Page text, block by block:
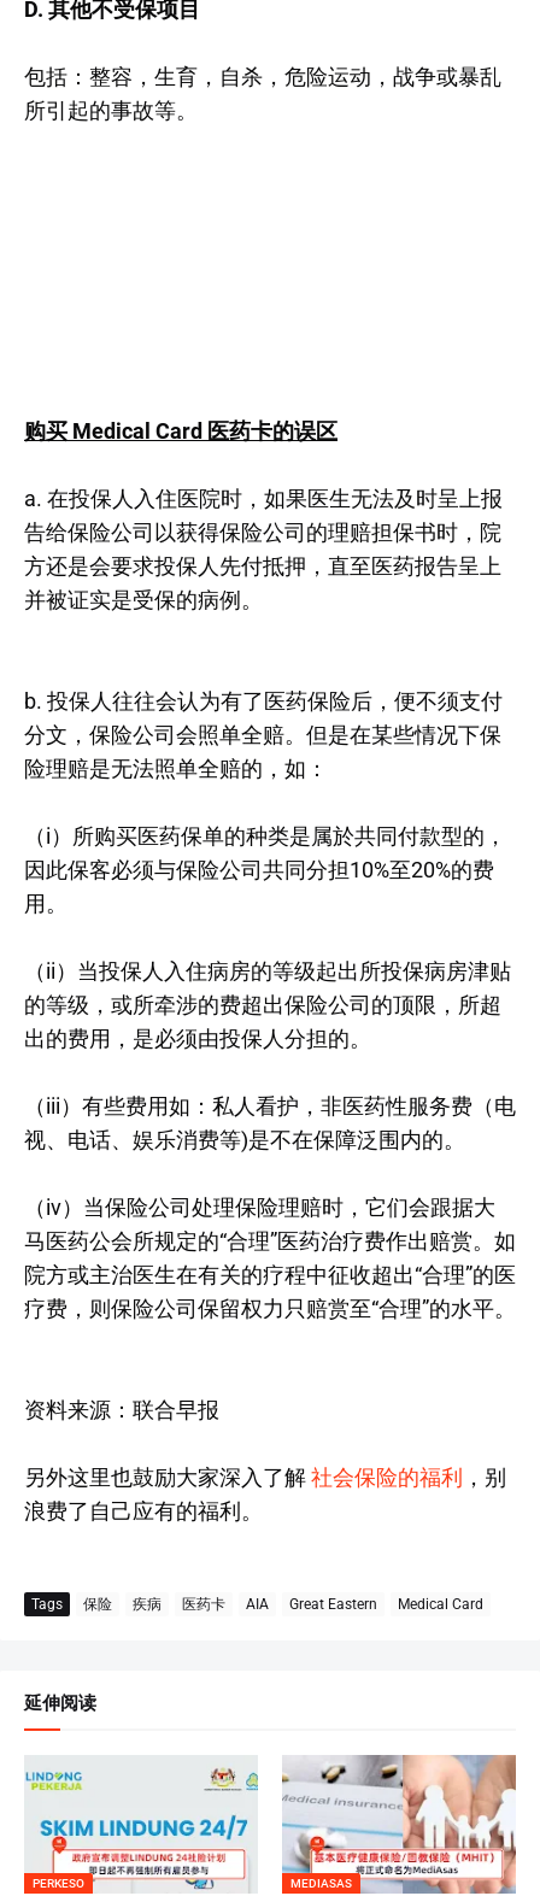
D. 其他不受保项目
包括：整容，生育，自杀，危险运动，战争或暴乱
所引起的事故等。
购买 Medical Card 医药卡的误区
a. 在投保人入住医院时，如果医生无法及时呈上报
告给保险公司以获得保险公司的理赔担保书时，院
方还是会要求投保人先付抵押，直至医药报告呈上
并被证实是受保的病例。
b. 投保人往往会认为有了医药保险后，便不须支付
分文，保险公司会照单全赔。但是在某些情况下保
险理赔是无法照单全赔的，如：
（i）所购买医药保单的种类是属於共同付款型的，
因此保客必须与保险公司共同分担10%至20%的费
用。
（ii）当投保人入住病房的等级起出所投保病房津贴
的等级，或所牵涉的费超出保险公司的顶限，所超
出的费用，是必须由投保人分担的。
（iii）有些费用如：私人看护，非医药性服务费（电
视、电话、娱乐消费等)是不在保障泛围内的。
（iv）当保险公司处理保险理赔时，它们会跟据大
马医药公会所规定的“合理”医药治疗费作出赔赏。如
院方或主治医生在有关的疗程中征收超出“合理”的医
疗费，则保险公司保留权力只赔赏至“合理”的水平。
资料来源：联合早报
另外这里也鼓励大家深入了解社会保险的福利
，别
浪费了自己应有的福利。
Tags 保险 疾病 医药卡 AIA Great Eastern Medical Card
延伸阅读
PERKESO MEDIASAS